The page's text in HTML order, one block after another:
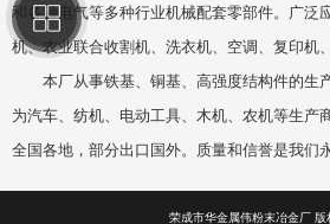
和各种电气等多种行业机械配套零部件。广泛
机、农业联合收割机、洗衣机、空调、复印机
本厂从事铁基、铜基、高强度结构件的生产
为汽车、纺机、电动工具、木机、农机等生产
全国各地，部分出口国外。质量和信誉是我们
荣成市华金属伟粉末冶金厂 版